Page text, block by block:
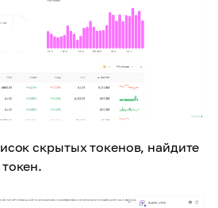
скрытых токенов, найдите